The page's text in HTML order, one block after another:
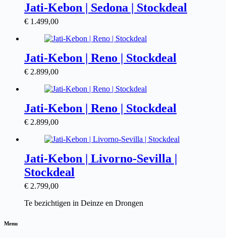
Jati-Kebon | Sedona | Stockdeal
€ 1.499,00
Jati-Kebon | Reno | Stockdeal
€ 2.899,00
Jati-Kebon | Reno | Stockdeal
€ 2.899,00
Jati-Kebon | Livorno-Sevilla |
Stockdeal
€ 2.799,00
Te bezichtigen in Deinze en Drongen
Menu